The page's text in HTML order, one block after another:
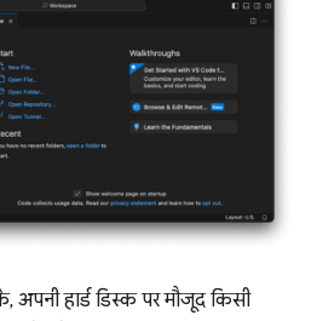
हार्ड डिस्क पर मौजूद किसी